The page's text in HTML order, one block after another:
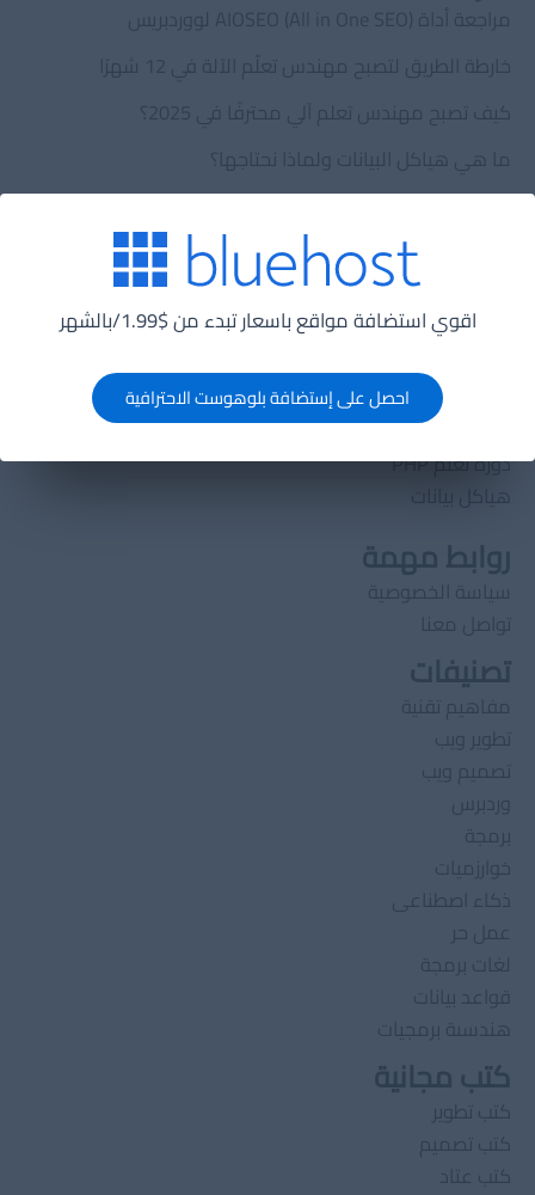
اقوي استضافة مواقع باسعار تبدء من $1.99/بالشهر
احصل على إستضافة بلوهوست الاحترافية
مراجعة أداة AIOSEO (All in One SEO) لووردبريس
خارطة الطريق لتصبح مهندس تعلّم الآلة في 12 شهرًا
كيف تصبح مهندس تعلم آلي محترفًا في 2025؟
ما هي هياكل البيانات ولماذا نحتاجها؟
ما هي تقنية لانج تشين (lang chain) ولماذا يجب عليك
الإهتمام بها؟
الدورات
الدورات
تصميم قواعد بيانات
دورة تعلم PHP
هياكل بيانات
روابط مهمة
سياسة الخصوصية
تواصل معنا
تصنيفات
مفاهيم تقنية
تطوير ويب
تصميم ويب
وردبرس
برمجة
خوارزميات
ذكاء اصطناعى
عمل حر
لغات برمجة
قواعد بيانات
هندسىة برمجيات
كتب مجانية
كتب تطوير
كتب تصميم
كتب عتاد